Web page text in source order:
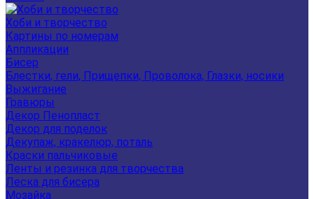
Хоби и творчество
Картины по номерам
Аппликации
Бисер
Блестки, гели, Прищепки, Проволока, Глазки, носики
Выжигание
Гравюры
Декор Пенопласт
Декор для поделок
Декупаж, кракелюр, поталь
Краски пальчиковые
Ленты и резинка для творчества
Леска для бисера
Мозайка